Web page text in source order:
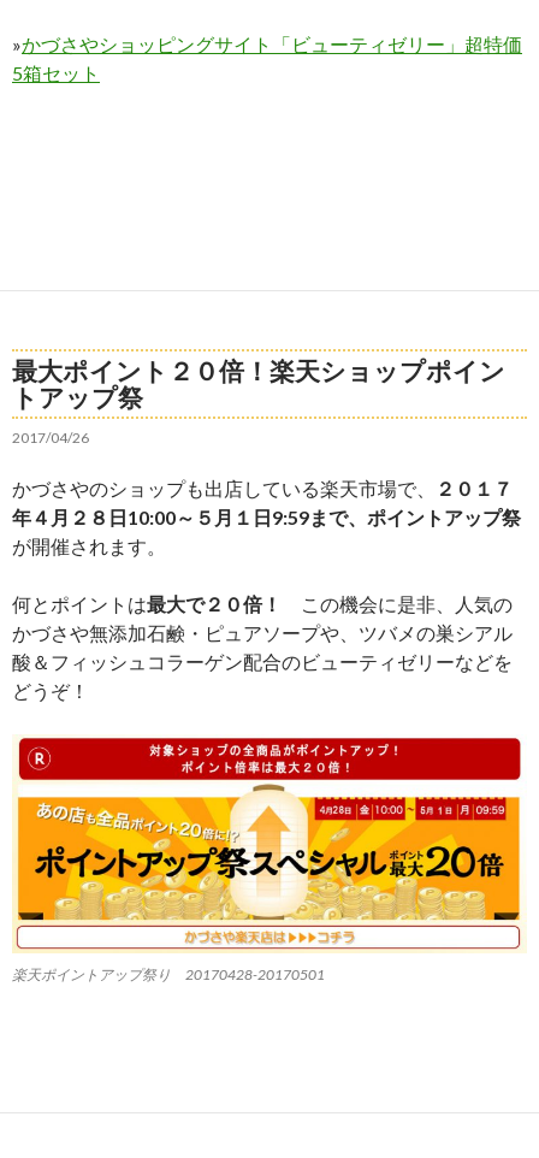
»かづさやショッピングサイト「ビューティゼリー」超特価
5箱セット
最大ポイント２０倍！楽天ショップポイン
トアップ祭
2017/04/26
かづさやのショップも出店している楽天市場で、
２０１７
年４月２８日10:00～５月１日9:59まで、ポイントアップ祭
が開催されます。
何とポイントは最大で２０倍！
この機会に是非、人気の
かづさや無添加石鹸・ピュアソープや、ツバメの巣シアル
酸＆フィッシュコラーゲン配合のビューティゼリーなどを
どうぞ！
楽天ポイントアップ祭り 20170428-20170501